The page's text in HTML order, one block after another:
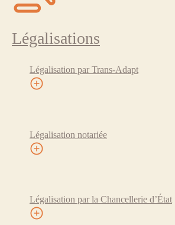
Légalisations
Légalisation par Trans-Adapt
Légalisation notariée
Légalisation par la Chancellerie d’État